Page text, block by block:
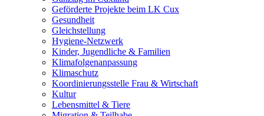
Geförderte Projekte beim LK Cux
Gesundheit
Gleichstellung
Hygiene-Netzwerk
Kinder, Jugendliche & Familien
Klimafolgenanpassung
Klimaschutz
Koordinierungsstelle Frau & Wirtschaft
Kultur
Lebensmittel & Tiere